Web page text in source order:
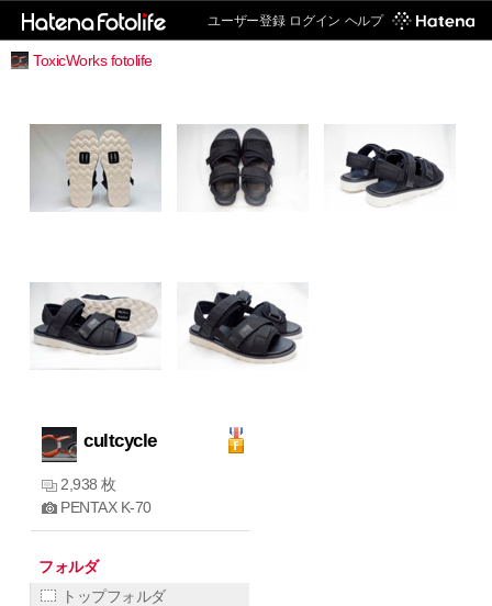
ユーザー登録 ログイン ヘルプ
ToxicWorks fotolife
cultcycle
2,938 枚
PENTAX K-70
フォルダ
トップフォルダ